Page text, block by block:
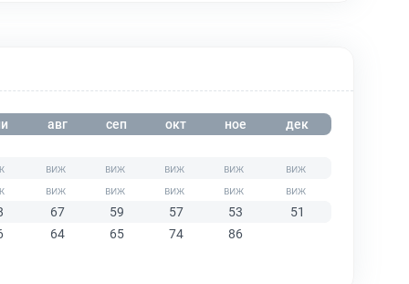
авг сеп окт ное дек
67 59 57 53
51
64 65 74 86